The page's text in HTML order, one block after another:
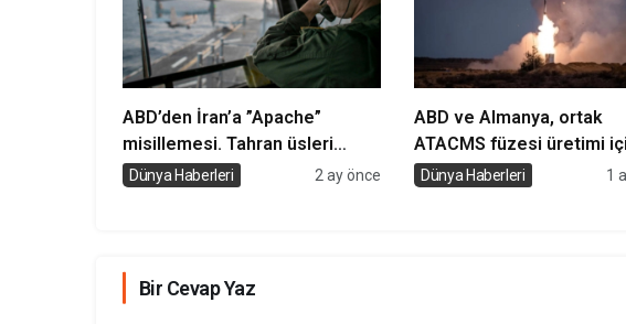
ABD’den İran’a ”Apache”
misillemesi. Tahran üsleri
hedef alarak karşılık verdi
Dünya Haberleri 2 ay önce
ABD ve Almanya, ortak
ATACMS füzesi üretimi
imza attı
Dünya Haberleri 1
Bir Cevap Yaz